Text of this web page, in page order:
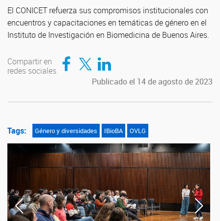
El CONICET refuerza sus compromisos institucionales con
encuentros y capacitaciones en temáticas de género en el
Instituto de Investigación en Biomedicina de Buenos Aires.
Compartir en
redes sociales
Compartir en Facebook
Compartir en TwitterCompartir en LinkedIn
Publicado el 14 de agosto de 2023
Tags: Género y diversidades IBioBA OVLG